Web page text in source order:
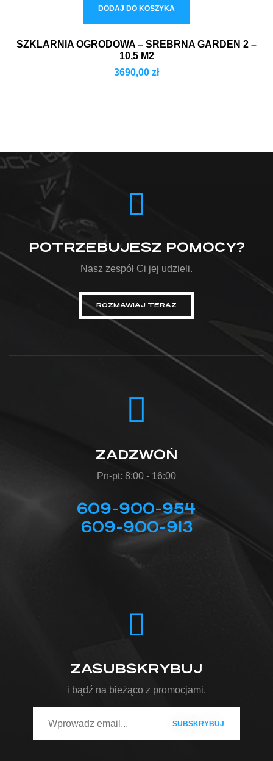
DODAJ DO KOSZYKA
SZKLARNIA OGRODOWA – SREBRNA GARDEN 2 –
10,5 M2
3690,00 zł
POTRZEBUJESZ POMOCY?
Nasz zespół Ci jej udzieli.
ROZMAWIAJ TERAZ
ZADZWOŃ
Pn-pt: 8:00 - 16:00
609-900-954
609-900-913
ZASUBSKRYBUJ
i bądź na bieżąco z promocjami.